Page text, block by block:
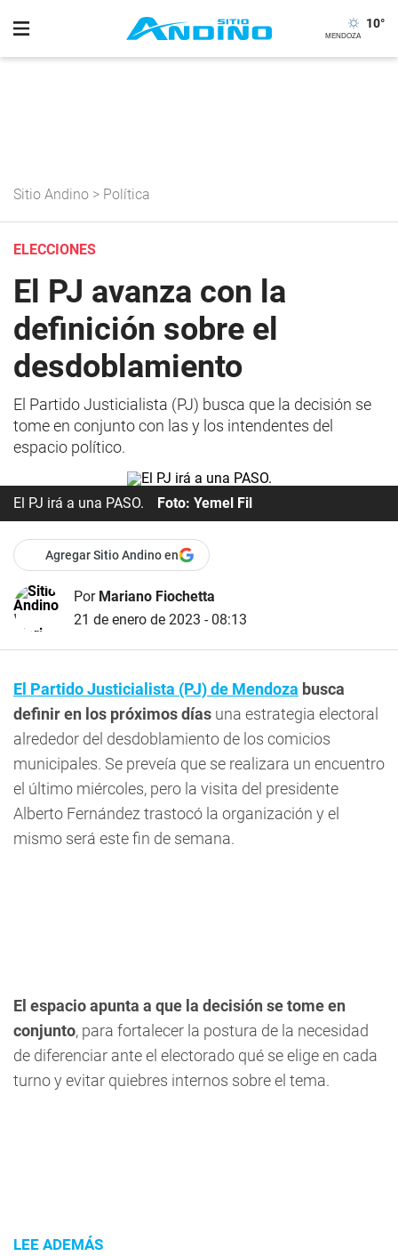
10°
Sitio Andino > Política
ELECCIONES
El PJ avanza con la
definición sobre el
desdoblamiento
El Partido Justicialista (PJ) busca que la decisión se
tome en conjunto con las y los intendentes del
espacio político.
El PJ irá a una PASO. Foto: Yemel Fil
Agregar Sitio Andino en
Por Mariano Fiochetta
21 de enero de 2023 - 08:13
El Partido Justicialista (PJ) de Mendoza busca
definir en los próximos días una estrategia electoral
alrededor del desdoblamiento de los comicios
municipales. Se preveía que se realizara un encuentro
el último miércoles, pero la visita del presidente
Alberto Fernández trastocó la organización y el
mismo será este fin de semana.
El espacio apunta a que la decisión se tome en
conjunto, para fortalecer la postura de la necesidad
de diferenciar ante el electorado qué se elige en cada
turno y evitar quiebres internos sobre el tema.
LEE ADEMÁS